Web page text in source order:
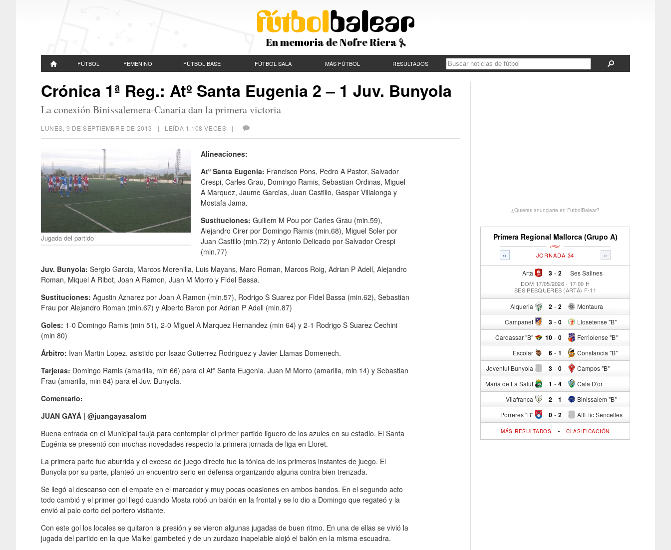
En memoria de Nofre Riera
FÚTBOL FEMENINO FÚTBOL BASE FÚTBOL SALA MÁS FÚTBOL RESULTADOS
Crónica 1ª Reg.: Atº Santa Eugenia 2 – 1 Juv. Bunyola
La conexión Binissalemera-Canaria dan la primera victoria
LUNES, 9 DE SEPTIEMBRE DE 2013 | LEÍDA 1.108 VECES |
Jugada del partido
Alineaciones:
Atº Santa Eugenia: Francisco Pons, Pedro A Pastor, Salvador
Crespi, Carles Grau, Domingo Ramis, Sebastian Ordinas, Miguel
A Marquez, Jaume Garcias, Juan Castillo, Gaspar Villalonga y
Mostafa Jama.
Sustituciones: Guillem M Pou por Carles Grau (min.59),
Alejandro Cirer por Domingo Ramis (min.68), Miguel Soler por
Juan Castillo (min.72) y Antonio Delicado por Salvador Crespi
(min.77)
Juv. Bunyola: Sergio Garcia, Marcos Morenilla, Luis Mayans, Marc Roman, Marcos Roig, Adrian P Adell, Alejandro
Roman, Miquel A Ribot, Joan A Ramon, Juan M Morro y Fidel Bassa.
Sustituciones: Agustin Aznarez por Joan A Ramon (min.57), Rodrigo S Suarez por Fidel Bassa (min.62), Sebastian
Frau por Alejandro Roman (min.67) y Alberto Baron por Adrian P Adell (min.87)
Goles: 1-0 Domingo Ramis (min 51), 2-0 Miguel A Marquez Hernandez (min 64) y 2-1 Rodrigo S Suarez Cechini
(min 80)
Árbitro: Ivan Martin Lopez. asistido por Isaac Gutierrez Rodriguez y Javier Llamas Domenech.
Tarjetas: Domingo Ramis (amarilla, min 66) para el Atº Santa Eugenia. Juan M Morro (amarilla, min 14) y Sebastian
Frau (amarilla, min 84) para el Juv. Bunyola.
Comentario:
JUAN GAYÁ | @juangayasalom
Buena entrada en el Municipal taujá para contemplar el primer partido liguero de los azules en su estadio. El Santa
Eugénia se presentó con muchas novedades respecto la primera jornada de liga en Lloret.
La primera parte fue aburrida y el exceso de juego directo fue la tónica de los primeros instantes de juego. El
Bunyola por su parte, planteó un encuentro serio en defensa organizando alguna contra bien trenzada.
Se llegó al descanso con el empate en el marcador y muy pocas ocasiones en ambos bandos. En el segundo acto
todo cambió y el primer gol llegó cuando Mosta robó un balón en la frontal y se lo dio a Domingo que regateó y la
envió al palo corto del portero visitante.
Con este gol los locales se quitaron la presión y se vieron algunas jugadas de buen ritmo. En una de ellas se vivió la
jugada del partido en la que Maikel gambeteó y de un zurdazo inapelable alojó el balón en la misma escuadra.
¿Quieres anunciarte en FutbolBalear?
Primera Regional Mallorca (Grupo A)
« »
JORNADA 34
Arta 3 - Ses Salines
2
DOM 17/05/2026 - 17:00 H
SES PESQUERES (ARTÁ) F-11
Alqueria 2 - Montaura
2
Campanet 3 - Llosetense "B"
0
Cardassar "B" 10 - Ferriolense "B"
0
Escolar 6 - Constancia "B"
1
Joventut Bunyola 3 - Campos "B"
0
Maria de La Salut 1 - Cala D'or
4
Vilafranca 2 - Binissalem "B"
1
Porreres "B" 0 - AtlÈtic Sencelles
2
MÁS RESULTADOS - CLASIFICACIÓN